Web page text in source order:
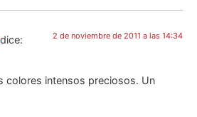
dice: 2 de noviembre de 2011 a las 14:34
colores intensos preciosos. Un